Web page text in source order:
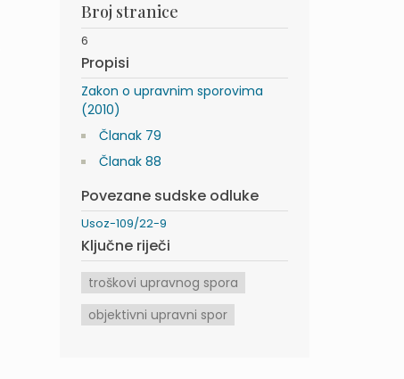
Broj stranice
6
Propisi
Zakon o upravnim sporovima
(2010)
Članak 79
Članak 88
Povezane sudske odluke
Usoz-109/22-9
Ključne riječi
troškovi upravnog spora
objektivni upravni spor